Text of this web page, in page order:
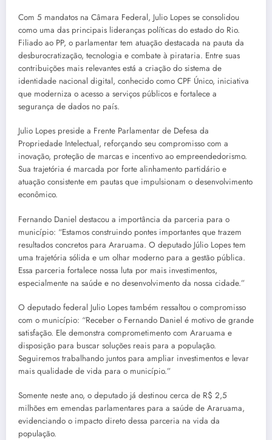
Com 5 mandatos na Câmara Federal, Julio Lopes se consolidou
como uma das principais lideranças políticas do estado do Rio.
Filiado ao PP, o parlamentar tem atuação destacada na pauta da
desburocratização, tecnologia e combate à pirataria. Entre suas
contribuições mais relevantes está a criação do sistema de
identidade nacional digital, conhecido como CPF Único, iniciativa
que moderniza o acesso a serviços públicos e fortalece a
segurança de dados no país.
Julio Lopes preside a Frente Parlamentar de Defesa da
Propriedade Intelectual, reforçando seu compromisso com a
inovação, proteção de marcas e incentivo ao empreendedorismo.
Sua trajetória é marcada por forte alinhamento partidário e
atuação consistente em pautas que impulsionam o desenvolvimento
econômico.
Fernando Daniel destacou a importância da parceria para o
município: “Estamos construindo pontes importantes que trazem
resultados concretos para Araruama. O deputado Júlio Lopes tem
uma trajetória sólida e um olhar moderno para a gestão pública.
Essa parceria fortalece nossa luta por mais investimentos,
especialmente na saúde e no desenvolvimento da nossa cidade.”
O deputado federal Julio Lopes também ressaltou o compromisso
com o município: “Receber o Fernando Daniel é motivo de grande
satisfação. Ele demonstra comprometimento com Araruama e
disposição para buscar soluções reais para a população.
Seguiremos trabalhando juntos para ampliar investimentos e levar
mais qualidade de vida para o município.”
Somente neste ano, o deputado já destinou cerca de R$ 2,5
milhões em emendas parlamentares para a saúde de Araruama,
evidenciando o impacto direto dessa parceria na vida da
população.